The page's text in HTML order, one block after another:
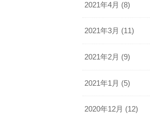
2021年4月 (8)
2021年3月 (11)
2021年2月 (9)
2021年1月 (5)
2020年12月 (12)